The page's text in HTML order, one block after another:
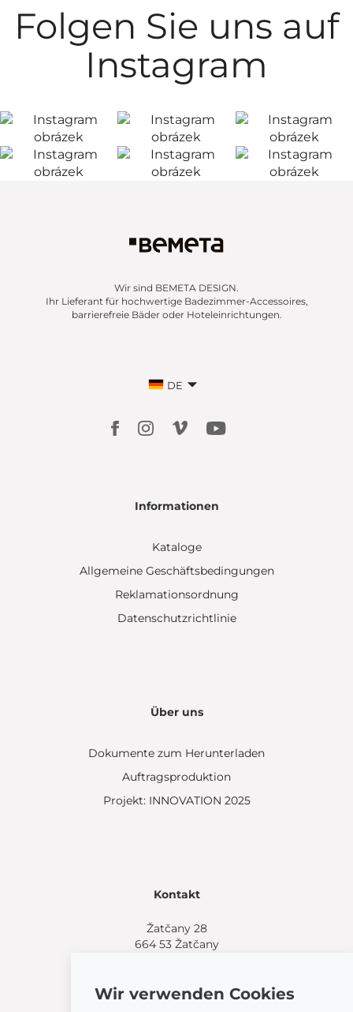
Folgen Sie uns auf
Instagram
Wir sind BEMETA DESIGN.
Ihr Lieferant für hochwertige Badezimmer-Accessoires,
barrierefreie Bäder oder Hoteleinrichtungen.
DE
Informationen
Kataloge
Allgemeine Geschäftsbedingungen
Reklamationsordnung
Datenschutzrichtlinie
Über uns
Dokumente zum Herunterladen
Auftragsproduktion
Projekt: INNOVATION 2025
Kontakt
Žatčany 28
664 53 Žatčany
Wir verwenden Cookies